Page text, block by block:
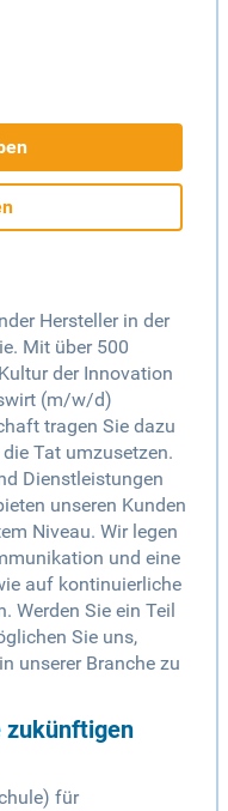
Hersteller in der
Mit über 500
der Innovation
(m/w/d)
tragen Sie dazu
Tat umzusetzen.
Dienstleistungen
unseren Kunden
Niveau. Wir legen
und eine
auf kontinuierliche
Werden Sie ein Teil
Sie uns,
unserer Branche zu
zukünftigen
für